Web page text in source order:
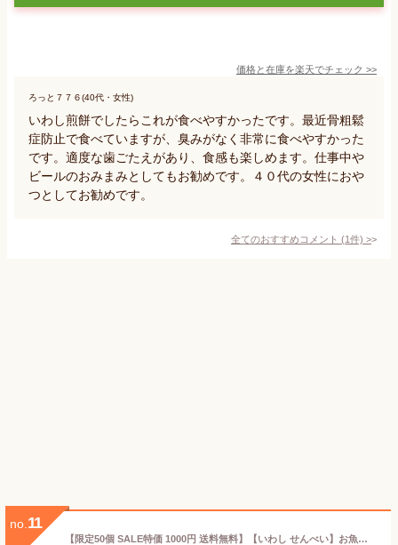
価格と在庫を楽天でチェック >>
ろっと７７６(40代・女性)
いわし煎餅でしたらこれが食べやすかったです。最近骨粗鬆
症防止で食べていますが、臭みがなく非常に食べやすかった
です。適度な歯ごたえがあり、食感も楽しめます。仕事中や
ビールのおみまみとしてもお勧めです。４０代の女性におや
つとしてお勧めです。
全てのおすすめコメント (1件) >
no. 11
【限定50個 SALE特価 1000円 送料無料】【いわし せんべい】お魚せんべい 5g×3袋 （いわし ちりめん むきえび）高齢者 おやつ カルシウム 健康 魚 せんべい 詰合せ おさかなせんべい 煎餅 こども おいしい シニア 無添加 カルシウム 健康 国産 小豆島【一ノ蔵】